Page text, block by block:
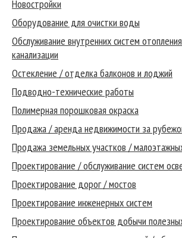
Новостройки
Оборудование для очистки воды
Обслуживание внутренних систем
канализации
Остекление / отделка балконов и лоджий
Подводно-технические работы
Полимерная порошковая окраска
Продажа / аренда недвижимости за
Продажа земельных участков /
Проектирование / обслуживание систем
Проектирование дорог / мостов
Проектирование инженерных систем
Проектирование объектов добычи